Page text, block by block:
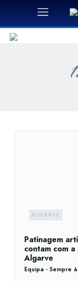
ALGARVE
Patinagem
contam com
Algarve
Equipa - Sempre